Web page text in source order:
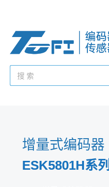
增量式编码器
ESK5801H系列